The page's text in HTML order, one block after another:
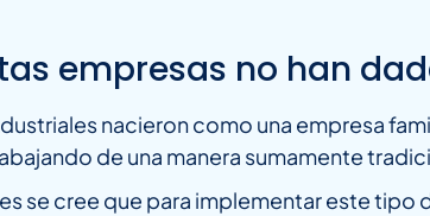
empresas no han
nacieron como una empresa
de una manera sumamente
se cree que para implementar este